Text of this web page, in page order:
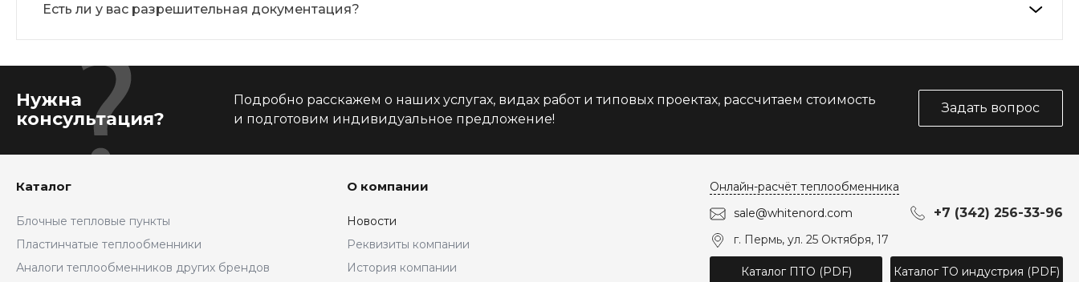
Есть ли у вас разрешительная документация?
Нужна
консультация?
Подробно расскажем о наших услугах, видах работ и типовых проектах, рассчитаем стоимость
и подготовим индивидуальное предложение!
Задать вопрос
Каталог
Блочные тепловые пункты
Пластинчатые теплообменники
Аналоги теплообменников других брендов
О компании
Новости
Реквизиты компании
История компании
Онлайн-расчёт теплообменника
sale@whitenord.com
+7 (342) 256-33-96
г. Пермь, ул. 25 Октября, 17
Каталог ПТО (PDF) Каталог ТО индустрия (PDF)